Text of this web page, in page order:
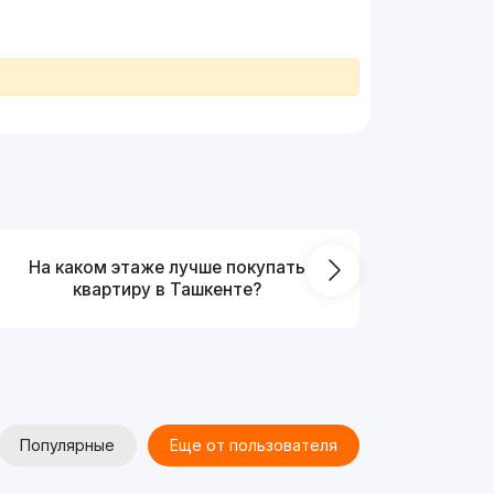
На каком этаже лучше покупать
квартиру в Ташкенте?
Популярные Еще от пользователя